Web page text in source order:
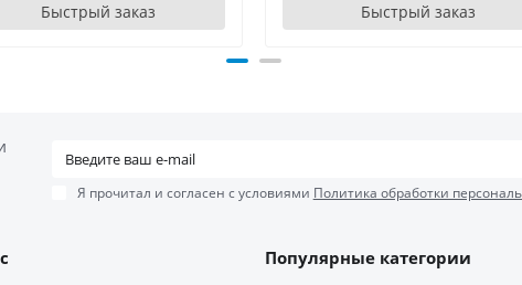
Быстрый заказ Быстрый заказ
Я прочитал и согласен с условиями Политика обработки
Популярные категории